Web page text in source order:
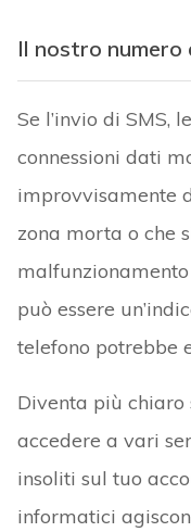
Il nostro
Se l’invio di SMS,
connessioni dati
improvvisamente
zona morta o che
può essere
telefono potrebbe
Diventa più chiaro
accedere a vari
insoliti sul tuo
informatici